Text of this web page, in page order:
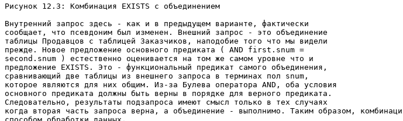
Рисунок 12.3: Комбинация EXISTS с объединением
Внутренний запрос здесь - как и в предыдущем варианте, фактически
сообщает, что псевдоним был изменен. Внешний запрос - это объединение
таблицы Продавцов с таблицей Заказчиков, наподобие того что мы видели
прежде. Новое предложение основного предиката ( AND first.snum =
second.snum ) естественно оценивается на том же самом уровне что и
предложение EXISTS. Это - функциональный предикат самого объединения,
сравнивающий две таблицы из внешнего запроса в терминах пол snum,
которое являются для них общим. Из-за Булева оператора AND, оба условия
основного предиката должны быть верны в порядке для верного предиката.
Следовательно, результаты подзапроса имеют смысл только в тех случаях
когда вторая часть запроса верна, а объединение - выполнимо. Таким образом,